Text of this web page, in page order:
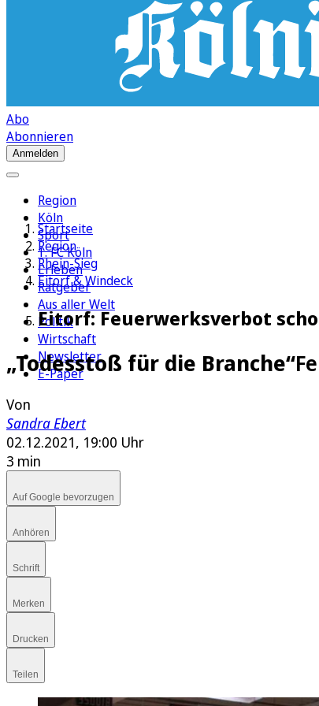
Abo
Abonnieren
Anmelden
Region
Köln
Sport
1. FC Köln
Erleben
Ratgeber
Aus aller Welt
Politik
Wirtschaft
Newsletter
E-Paper
Startseite
Region
Rhein-Sieg
Eitorf & Windeck
Eitorf: Feuerwerksverbot
„Todesstoß für die Branche“
Von
Sandra Ebert
02.12.2021, 19:00 Uhr
3 min
Auf Google bevorzugen
Anhören
Schrift
Merken
Drucken
Teilen